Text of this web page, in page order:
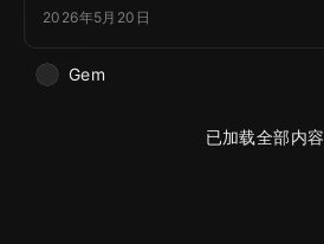
2026年5月20日
Gem
已加载全部内容